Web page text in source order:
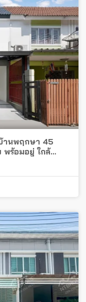
านพฤกษา 45
พร้อมอยู่ ใกล้